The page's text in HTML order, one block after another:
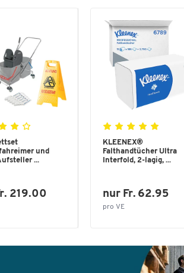
und
...
219.00
KLEENEX®
Falthandtücher Ultra
Interfold, 2-lagig, ...
nur Fr. 62.95
pro VE